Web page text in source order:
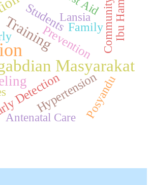
Masyarakat
Training
Detection
Prevention
Hypertension
StudentsFamilyCommunityIbu Hamil
Posyandu
Lansia
Antenatal Care